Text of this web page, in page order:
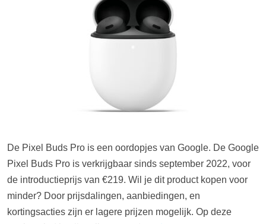
De Pixel Buds Pro is een oordopjes van Google. De Google
Pixel Buds Pro is verkrijgbaar sinds september 2022, voor
de introductieprijs van €219. Wil je dit product kopen voor
minder? Door prijsdalingen, aanbiedingen, en
kortingsacties zijn er lagere prijzen mogelijk. Op deze